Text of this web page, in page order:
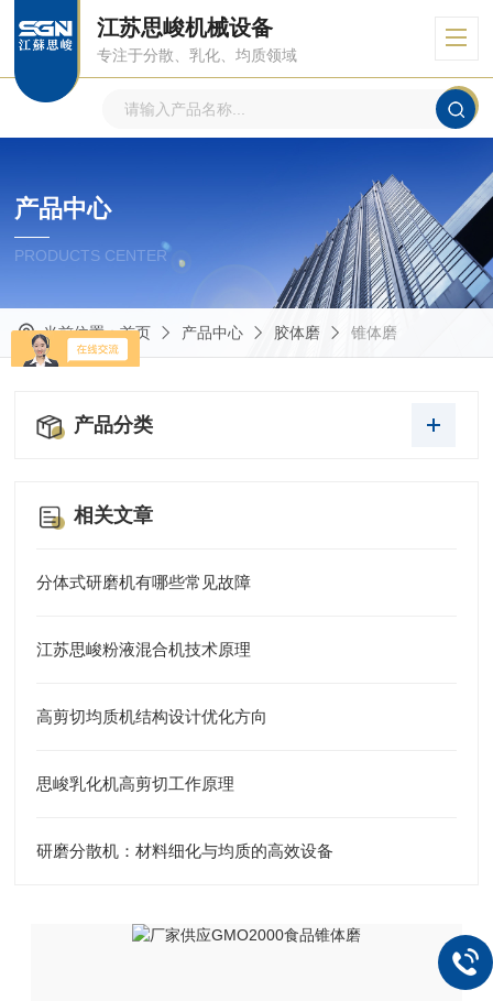
江苏思峻机械设备
专注于分散、乳化、均质领域
产品中心
PRODUCTS CENTER
当前位置：首页 产品中心 胶体磨 锥体磨
产品分类
相关文章
分体式研磨机有哪些常见故障
江苏思峻粉液混合机技术原理
高剪切均质机结构设计优化方向
思峻乳化机高剪切工作原理
研磨分散机：材料细化与均质的高效设备